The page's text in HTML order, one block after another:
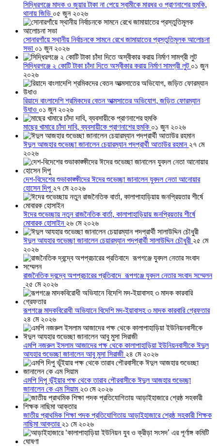
সিদ্ধিরগঞ্জে মাদক ও জুয়ার টাকা না পেয়ে স্বামীকে মারধর ও প্রাণনাশের হুমকি,
থানায় জিডি ০৫ জুন ২০২৬
সোনারগাঁয়ে স্থানীয় নির্বাচনকে সামনে রেখে জামায়াতের প্রস্তুতিমূলক আলোচনা
সভা ০১ জুন ২০২৬
সিদ্ধিরগঞ্জে ২ কোটি টাকা চাঁদা দিতে অস্বীকার করায় নির্মাণ সামগ্রী লুট ০১ জুন
২০২৬
রিয়াদে বাংলাদেশি শ্রমিকদের বেতন আত্মসাতের অভিযোগ, জড়িত ফোরম্যান
উধাও ০১ জুন ২০২৬
মাছের খামারে চাঁদা দাবি, ব্যবসায়ীকে প্রাণনাশের হুমকি ০১ জুন ২০২৬
ঈদুল আজহার শুভেচ্ছা জানালেন চেয়ারম্যান পদপ্রার্থী আতাউর রহমান ২৭ মে
২০২৬
দেশ-বিদেশের শুভাকাঙ্ক্ষীদের ঈদের শুভেচ্ছা জানালেন যুবদল নেতা আনোয়ার
হোসেন দিপু ২৭ মে ২০২৬
ঈদের শুভেচ্ছায় নতুন রাজনৈতিক বার্তা, কালাপাহাড়িয়ায় জনপ্রিয়তার শীর্ষে
মোবারক হোসাইন ২৬ মে ২০২৬
ঈদুল আযহার শুভেচ্ছা জানালেন চেয়ারম্যান পদপ্রার্থী সালাউদ্দিন চৌধুরী ২৫ মে
২০২৬
রাজনৈতিক দ্বন্দ্বে অপপ্রচারের প্রতিবাদে ‎রূপগঞ্জে যুবদল নেতার সংবাদ সম্মেলন
২৫ মে ২০২৬
রূপগঞ্জে মাদকবিরোধী অভিযানে বিদেশি মদ-ইয়াবাসহ ৩ মাদক কারবারি গ্রেফতার
২৪ মে ২০২৬
এমপি নজরুল ইসলাম আজাদের পক্ষ থেকে কালাপাহাড়িয়া ইউনিয়নবাসীকে ঈদুল
আযহার শুভেচ্ছা জানালেন আবু মুসা সিরাজী ২৪ মে ২০২৬
এমপি দিপু ভূঁইয়ার পক্ষ থেকে তারাব পৌরবাসীকে ঈদুল আজহার শুভেচ্ছা
জানালেন কে এম সিয়াম ২৩ মে ২০২৬
জাতীয় প্রাথমিক শিক্ষা পদক প্রতিযোগিতায় আড়াইহাজারে শ্রেষ্ঠ সহকারী শিক্ষক
নাছিমা আক্তার ২১ মে ২০২৬